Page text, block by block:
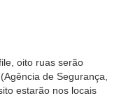
oito ruas serão
de Segurança,
estarão nos locais